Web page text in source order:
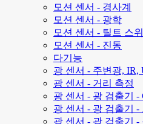
모션 센서 - 경사계
모션 센서 - 광학
모션 센서 - 틸트 스위
모션 센서 - 진동
다기능
광 센서 - 주변광, IR,
광 센서 - 거리 측정
광 센서 - 광 검출기 -
광 센서 - 광 검출기 -
광 센서 - 광 검출기 -